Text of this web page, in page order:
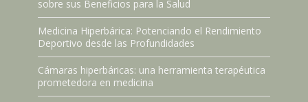
sobre sus Beneficios para la Salud
Medicina Hiperbárica: Potenciando el Rendimiento
Deportivo desde las Profundidades
Cámaras hiperbáricas: una herramienta terapéutica
prometedora en medicina